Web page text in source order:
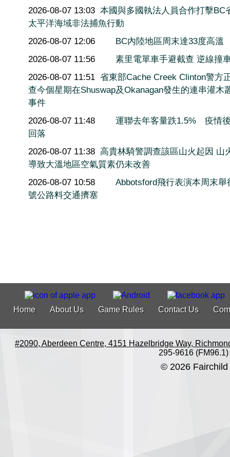
2026-08-07 13:03 本國與多國執法人員合作打擊BC
太平洋海域非法捕魚行動
2026-08-07 12:06
BC內陸地區周末達33度高溫
2026-08-07 11:56
素里電單車手避截查 逆線撞
2026-08-07 11:51 省東部Cache Creek Clinton警方
查今個星期在Shuswap及Okanagan發生的連串灌木
事件
2026-08-07 11:48
運聯去年客量跌1.5% 疫情
回落
2026-08-07 11:38 高貴林騎警調查該區山火起因 山
導致大溫地區空氣質素仍未改善
2026-08-07 10:58
Abbotsford飛行表演本周末
號公路料交通擠塞
Home About Us Game Rules Contact Us
#2090, Aberdeen Centre, 4151 Hazelbridge Way,
295-9616 (FM96.1)
© 2026 Fairchild